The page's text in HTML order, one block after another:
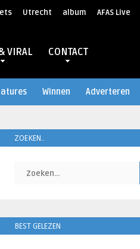
Utrecht album AFAS Live
VIRAL CONTACT
Winnen Adverteren
ZOEKEN..
BEST GELEZEN